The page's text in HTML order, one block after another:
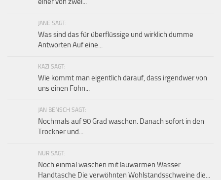
JANE SAGT:
Was sind das für überflüssige und wirklich dumme
Antworten Auf eine...
KAZI SAGT:
Wie kommt man eigentlich darauf, dass irgendwer von
uns einen Föhn...
JAN BENSCH SAGT:
Nochmals auf 90 Grad waschen. Danach sofort in den
Trockner und...
NUR SAGT:
Noch einmal waschen mit lauwarmen Wasser
Handtasche Die verwöhnten Wohlstandsschweine die...